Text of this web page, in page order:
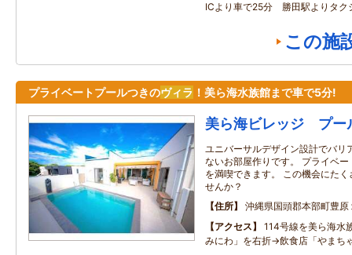
ICより車で25分 勝田駅よりタク
この施
プライベートプールつきのヴィラ ！美ら海水族館まで車で5分!
美ら海ビレッジ プー
ユニバーサルデザイン設計でバリ
ないお部屋作りです。 プライベ
を満喫できます。 この機会にた
せんか？
住所
沖縄県国頭郡本部町豊原
アクセス
114号線を美ら海水
みにわ」を右折→飲食店「やまち